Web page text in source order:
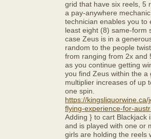
grid that have six reels, 5
a pay-anywhere
technician enables you to
least eight (8) same-form
case Zeus is in a
random to the people
from ranging from 2x and
as you continue getting
you find Zeus within the
multiplier increases of up
one spin.
https://
flying-experience-for-
Adding } to cart Blackjack
and is played with one or
girls are holding the reels